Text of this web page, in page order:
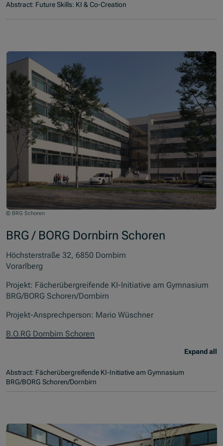
Abstract: Future Skills: KI & Co-Creation
© BRG Schoren
BRG / BORG Dornbirn Schoren
Höchsterstraße 32, 6850 Dornbirn
Vorarlberg
Projekt: Fächerübergreifende KI-Initiative am Gymnasium
BRG/BORG Schoren/Dornbirn
Projekt-Ansprechperson: Mario Wüschner
B.O.RG Dornbirn Schoren
Expand all
Abstract: Fächerübergreifende KI-Initiative am Gymnasium
BRG/BORG Schoren/Dornbirn